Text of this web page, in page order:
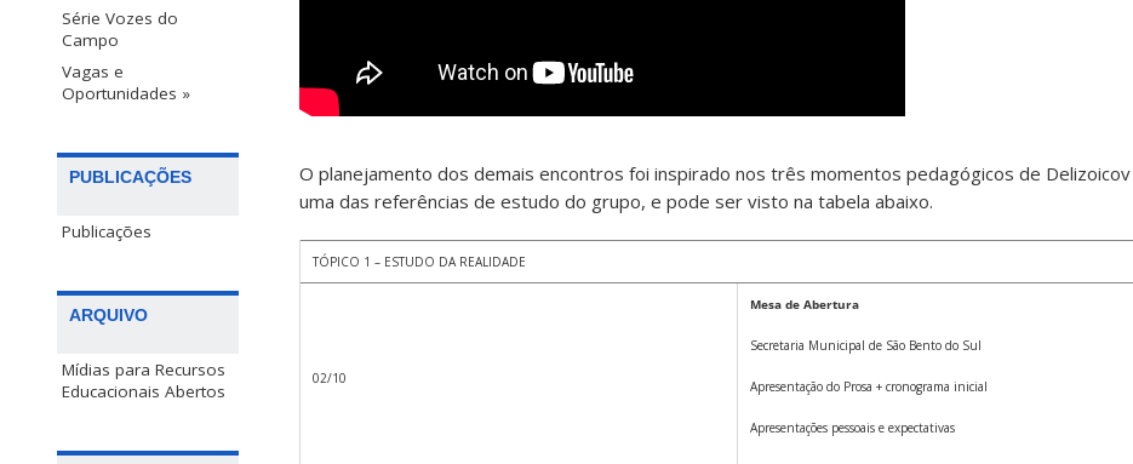
Série Vozes do
Campo
Vagas e
Oportunidades »
PUBLICAÇÕES
Publicações
ARQUIVO
Mídias para Recursos
Educacionais Abertos
O planejamento dos demais encontros foi inspirado nos três momentos pedagógicos de
uma das referências de estudo do grupo, e pode ser visto na tabela abaixo.
TÓPICO 1 – ESTUDO DA REALIDADE
02/10
Mesa de Abertura
Secretaria Municipal de São Bento do Sul
Apresentação do Prosa + cronograma inicial
Apresentações pessoais e expectativas